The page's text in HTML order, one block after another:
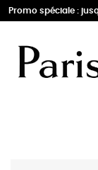
Promo spéciale :